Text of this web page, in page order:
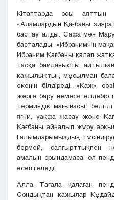
Кітаптарда осы аяттың
«Адамдардың Қағбаны
бастау алды. Сафа мен
басталады. «Ибраһимнің
Ибраһим Қағбаны қалап
тасқа байланысты
қажылықтың мұсылман
екенін білдіреді. «Қаж»
жерге бару немесе әлдебір
терминдік мағынасы:
яғни, уақфа жасау және
Қағбаны айналып жүру
Ғалымдарымыздың
бермей, салғырттықпен
амалын орындамаса, ол
есептеледі.
Алла Тағала қалаған
Сондықтан қажылар